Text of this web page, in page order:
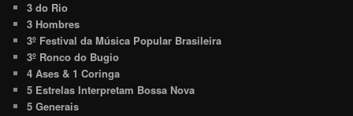
3 do Rio
3 Hombres
3º Festival da Música Popular Brasileira
3º Ronco do Bugio
4 Ases & 1 Coringa
5 Estrelas Interpretam Bossa Nova
5 Generais